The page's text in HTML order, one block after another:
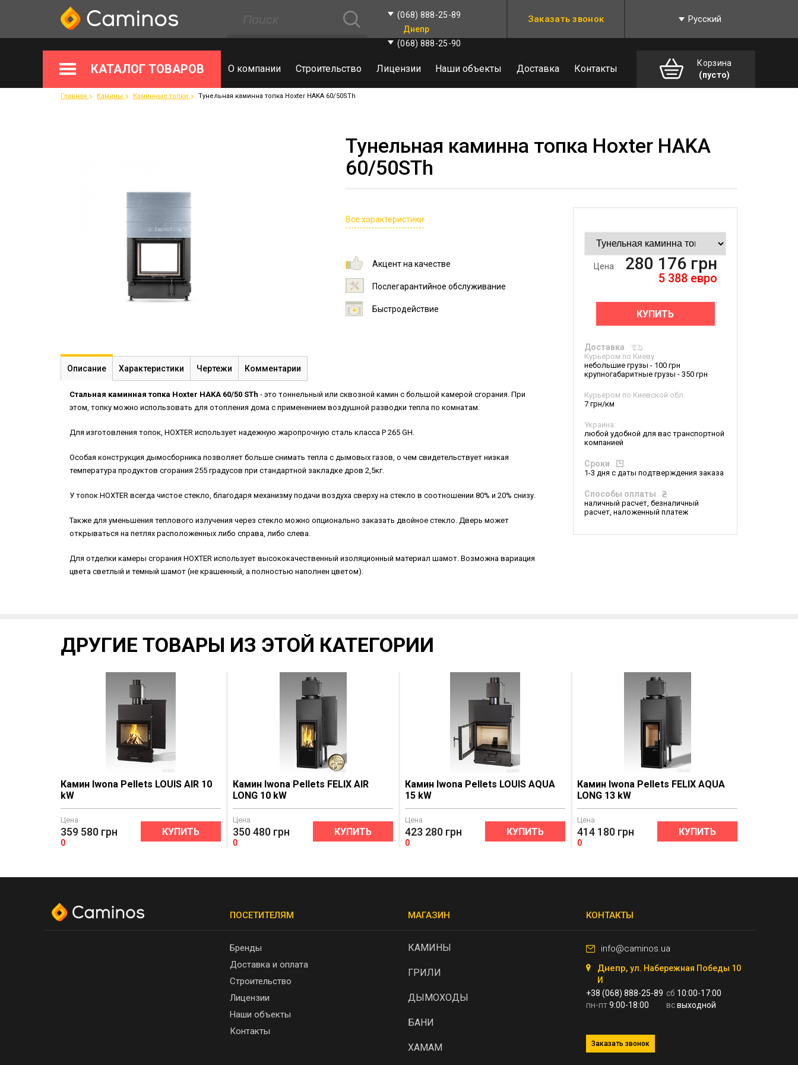
(068) 888-25-89
Днепр
(068) 888-25-90
Заказать звонок Русский
КАТАЛОГ ТОВАРОВ О компании Строительство Лицензии Наши объекты Доставка Контакты
Корзина
(пусто)
Главная Камины Каминные топки Тунельная каминна топка Hoxter HAKA 60/50STh
Тунельная каминна топка Hoxter HAKA
60/50STh
Цена 280 176 грн
5 388 евро
КУПИТЬ
Доставка
Курьером по Киеву
небольшие грузы - 100 грн
крупногабаритные грузы - 350 грн
Курьером по Киевской обл.
7 грн/км
Украина:
любой удобной для вас транспортной
компанией
Сроки
1-3 дня с даты подтверждения заказа
Способы оплаты
наличный расчет, безналичный
расчет, наложенный платеж
Все характеристики
Акцент на качестве
Послегарантийное обслуживание
Быстродействие
Описание Характеристики Чертежи Комментарии
Стальная каминная топка Hoxter HAKA 60/50 STh - это тоннельный или сквозной камин с большой камерой сгорания. При
этом, топку можно использовать для отопления дома с применением воздушной разводки тепла по комнатам.
Для изготовления топок, HOXTER использует надежную жаропрочную сталь класса P 265 GH.
Особая конструкция дымосборника позволяет больше снимать тепла с дымовых газов, о чем свидетельствует низкая
температура продуктов сгорания 255 градусов при стандартной закладке дров 2,5кг.
У топок HOXTER всегда чистое стекло, благодаря механизму подачи воздуха сверху на стекло в соотношении 80% и 20% снизу.
Также для уменьшения теплового излучения через стекло можно опционально заказать двойное стекло. Дверь может
открываться на петлях расположенных либо справа, либо слева.
Для отделки камеры сгорания HOXTER использует высококачественный изоляционный материал шамот. Возможна вариация
цвета светлый и темный шамот (не крашенный, а полностью наполнен цветом).
ДРУГИЕ ТОВАРЫ ИЗ ЭТОЙ КАТЕГОРИИ
Камин Iwona Pellets LOUIS AIR 10
kW
Цена
359 580 грн
0
КУПИТЬ
Камин Iwona Pellets FELIX AIR
LONG 10 kW
Цена
350 480 грн
0
КУПИТЬ
Камин Iwona Pellets LOUIS AQUA
15 kW
Цена
423 280 грн
0
КУПИТЬ
Камин Iwona Pellets FELIX AQUA
LONG 13 kW
Цена
414 180 грн
0
КУПИТЬ
ПОСЕТИТЕЛЯМ
Бренды
Доставка и оплата
Строительство
Лицензии
Наши объекты
Контакты
МАГАЗИН
КАМИНЫ
ГРИЛИ
ДЫМОХОДЫ
БАНИ
ХАМАМ
КОНТАКТЫ
info@caminos.ua
Днепр, ул. Набережная Победы 10
И
+38 (068) 888-25-89
пн-пт9:00-18:00
сб 10:00-17:00
всвыходной
Заказать звонок